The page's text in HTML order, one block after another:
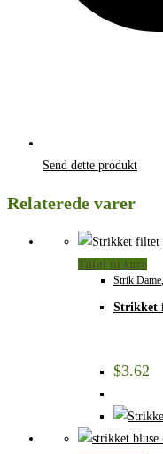
Send dette produkt
Relaterede varer
Tilføj til kurv
Strik Dame,
Strikket
$3.62